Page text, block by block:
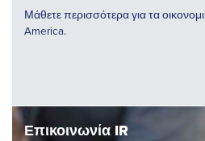
Μάθετε περισσότερα για τα
America.
Επικοινωνία IR